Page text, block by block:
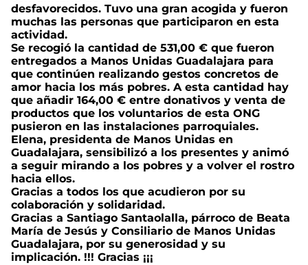
desfavorecidos. Tuvo una gran acogida y fueron
muchas las personas que participaron en esta
actividad.
Se recogió la cantidad de 531,00 € que fueron
entregados a Manos Unidas Guadalajara para
que continúen realizando gestos concretos de
amor hacia los más pobres. A esta cantidad hay
que añadir 164,00 € entre donativos y venta de
productos que los voluntarios de esta ONG
pusieron en las instalaciones parroquiales.
Elena, presidenta de Manos Unidas en
Guadalajara, sensibilizó a los presentes y animó
a seguir mirando a los pobres y a volver el rostro
hacia ellos.
Gracias a todos los que acudieron por su
colaboración y solidaridad.
Gracias a Santiago Santaolalla, párroco de Beata
María de Jesús y Consiliario de Manos Unidas
Guadalajara, por su generosidad y su
implicación. !!! Gracias ¡¡¡